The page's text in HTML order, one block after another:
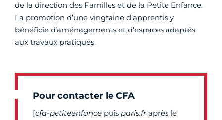
de la direction des Familles et de la Petite Enfance.
La promotion d’une vingtaine d’apprentis y
bénéficie d’aménagements et d’espaces adaptés
aux travaux pratiques.
Pour contacter le CFA
[cfa-petiteenfance puis paris.fraprès le